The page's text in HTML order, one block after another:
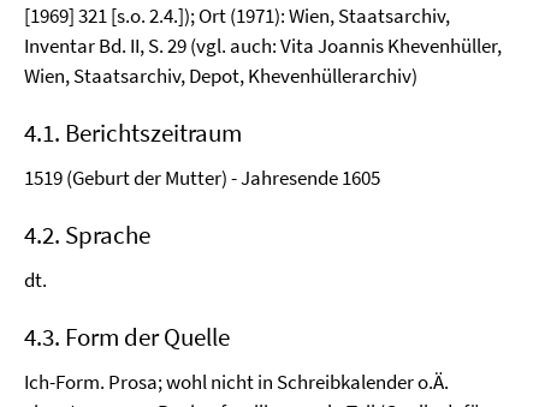
[1969] 321 [s.o. 2.4.]); Ort (1971): Wien, Staatsarchiv,
Inventar Bd. II, S. 29 (vgl. auch: Vita Joannis Khevenhüller,
Wien, Staatsarchiv, Depot, Khevenhüllerarchiv)
4.1. Berichtszeitraum
1519 (Geburt der Mutter) - Jahresende 1605
4.2. Sprache
dt.
4.3. Form der Quelle
Ich-Form. Prosa; wohl nicht in Schreibkalender o.Ä.